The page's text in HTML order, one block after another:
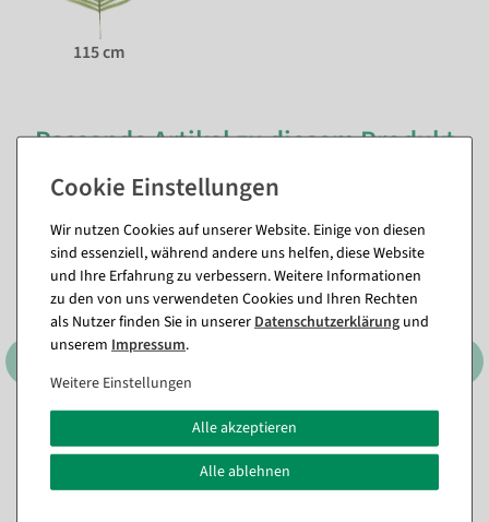
115 cm
Passende Artikel zu diesem Produkt
XXL Monstera-Kunstblatt
130 cm
Kunstpflanze Maranta-
Busch, 30 cm
Wir nutzen Cookies auf unserer Website. Einige von diesen
sind essenziell, während andere uns helfen, diese Website
und Ihre Erfahrung zu verbessern. Weitere Informationen
zu den von uns verwendeten Cookies und Ihren Rechten
als Nutzer finden Sie in unsererDaten­schutz­erklärung und
unserem Impressum.
Weitere Einstellungen
Alle akzeptieren
Alle ablehnen